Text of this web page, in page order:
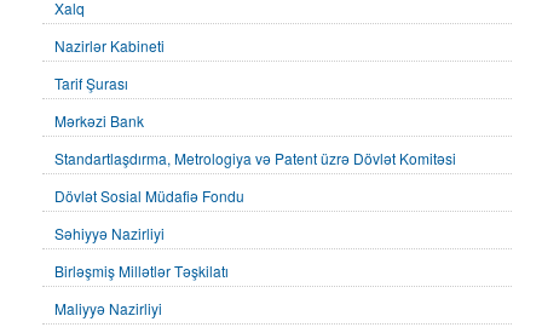
Xalq
Nazirlər Kabineti
Tarif Şurası
Mərkəzi Bank
Standartlaşdırma, Metrologiya və Patent üzrə Dövlət Komitəsi
Dövlət Sosial Müdafiə Fondu
Səhiyyə Nazirliyi
Birləşmiş Millətlər Təşkilatı
Maliyyə Nazirliyi